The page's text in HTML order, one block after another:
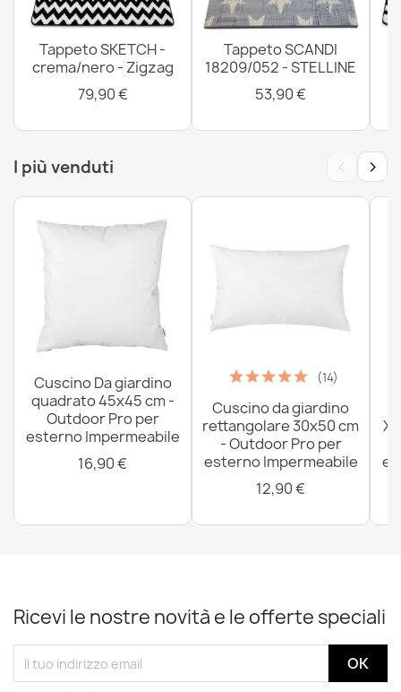
morbido - verde
Tappeto da bagno SUPREME STONES pietre,
antiscivolo, morbido - marrone
12,90 €
Tappeto da bagno SYNERGY glamour, antiscivolo,
morbido - lurex beige
15,90 €
Tappeto SKETCH -
crema/nero - Zigzag
79,90 €
Tappeto SCANDI
18209/052 - STELLINE
53,90 €
I più venduti ‹ ›
Cuscino Da giardino
quadrato 45x45 cm -
Outdoor Pro per
esterno Impermeabile
16,90 €
(14)
Cuscino da giardino
rettangolare 30x50 cm
- Outdoor Pro per
esterno Impermeabile
12,90 €
Ricevi le nostre novità e le offerte speciali